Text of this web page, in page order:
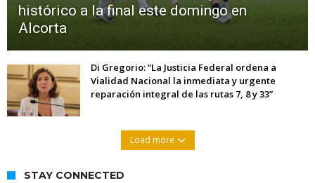
histórico a la final este domingo en
Alcorta
Di Gregorio: “La Justicia Federal ordena a
Vialidad Nacional la inmediata y urgente
reparación integral de las rutas 7, 8 y 33”
Load more
STAY CONNECTED